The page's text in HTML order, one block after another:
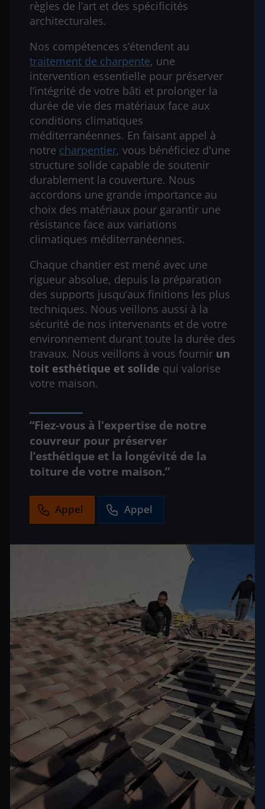
règles de l’art et des spécificités
architecturales.
Nos compétences s’étendent au
traitement de charpente, une
intervention essentielle pour préserver
l’intégrité de votre bâti et prolonger la
durée de vie des matériaux face aux
conditions climatiques
méditerranéennes. En faisant appel à
notre charpentier, vous bénéficiez d'une
structure solide capable de soutenir
durablement la couverture. Nous
accordons une grande importance au
choix des matériaux pour garantir une
résistance face aux variations
climatiques méditerranéennes.
Chaque chantier est mené avec une
rigueur absolue, depuis la préparation
des supports jusqu’aux finitions les plus
techniques. Nous veillons aussi à la
sécurité de nos intervenants et de votre
environnement durant toute la durée des
travaux. Nous veillons à vous fournir un
toit esthétique et solide qui valorise
votre maison.
Fiez-vous à l'expertise de notre
couvreur pour préserver
l’esthétique et la longévité de la
toiture de votre maison.
Appel Appel